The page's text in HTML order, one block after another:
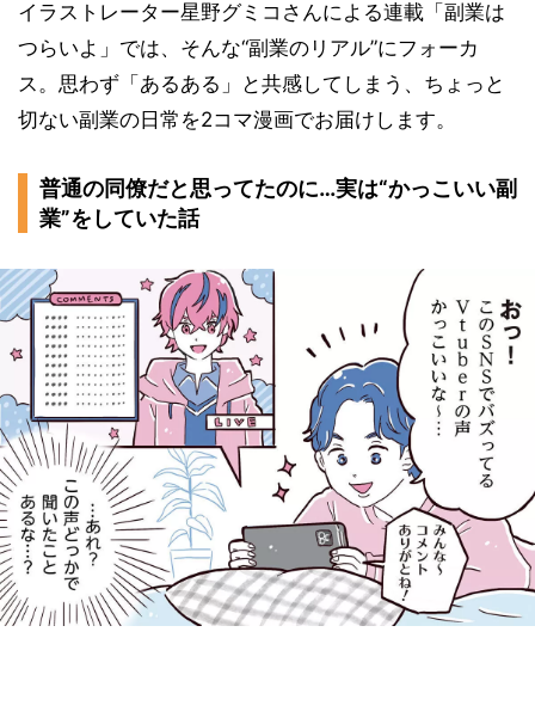
イラストレーター星野グミコさんによる連載「副業は
つらいよ」では、そんな“副業のリアル”にフォーカ
ス。思わず「あるある」と共感してしまう、ちょっと
切ない副業の日常を2コマ漫画でお届けします。
普通の同僚だと思ってたのに…実は“かっこいい副
業”をしていた話